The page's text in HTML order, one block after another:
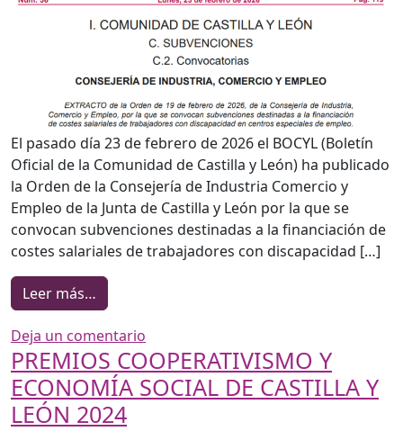
El pasado día 23 de febrero de 2026 el BOCYL (Boletín
Oficial de la Comunidad de Castilla y León) ha publicado
la Orden de la Consejería de Industria Comercio y
Empleo de la Junta de Castilla y León por la que se
convocan subvenciones destinadas a la financiación de
costes salariales de trabajadores con discapacidad […]
Leer más…
Deja un comentario
PREMIOS COOPERATIVISMO Y
ECONOMÍA SOCIAL DE CASTILLA Y
LEÓN 2024